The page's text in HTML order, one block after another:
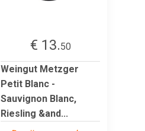
€ 13.50
Weingut Metzger
Petit Blanc -
Sauvignon Blanc,
Riesling &and...